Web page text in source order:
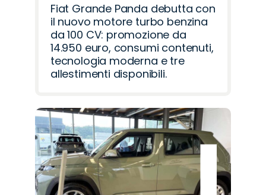
Fiat Grande Panda debutta con
il nuovo motore turbo benzina
da 100 CV: promozione da
14.950 euro, consumi contenuti,
tecnologia moderna e tre
allestimenti disponibili.